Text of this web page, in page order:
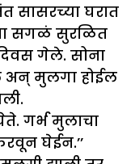
सासरच्या घरात
सगळं सुरळित
गेले. सोना
अन् मुलगा होईल
गर्भ मुलाचा
घेईन.’’